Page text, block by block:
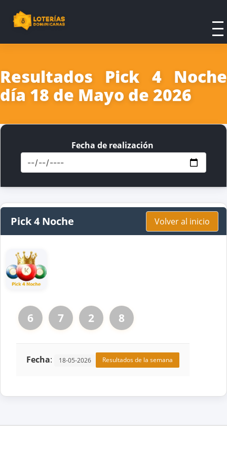
Resultados Pick 4 Noche
día 18 de Mayo de 2026
Fecha de realización
Pick 4 Noche Volver al inicio
6 7 2 8
Fecha: 18-05-2026 Resultados de la semana